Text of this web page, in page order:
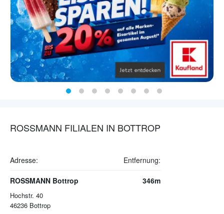
ROSSMANN FILIALEN IN BOTTROP
Adresse: Entfernung:
ROSSMANN Bottrop
Hochstr. 40
46236 Bottrop
346m